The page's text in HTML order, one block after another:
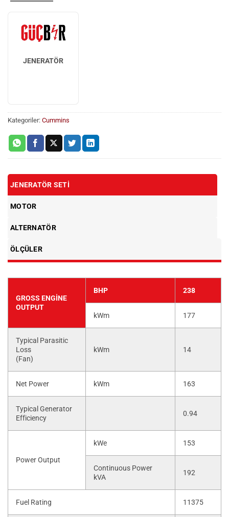
JENERATÖR
Kategoriler: Cummins
JENERATÖR SETI
MOTOR
ALTERNATÖR
ÖLÇÜLER
GROSS ENGINE
OUTPUT
BHP 238
kWm 177
Typical Parasitic
Loss
(Fan)
kWm 14
Net Power kWm 163
Typical Generator
Efficiency
0.94
Power Output
kWe 153
Continuous Power
kVA
192
Fuel Rating 11375